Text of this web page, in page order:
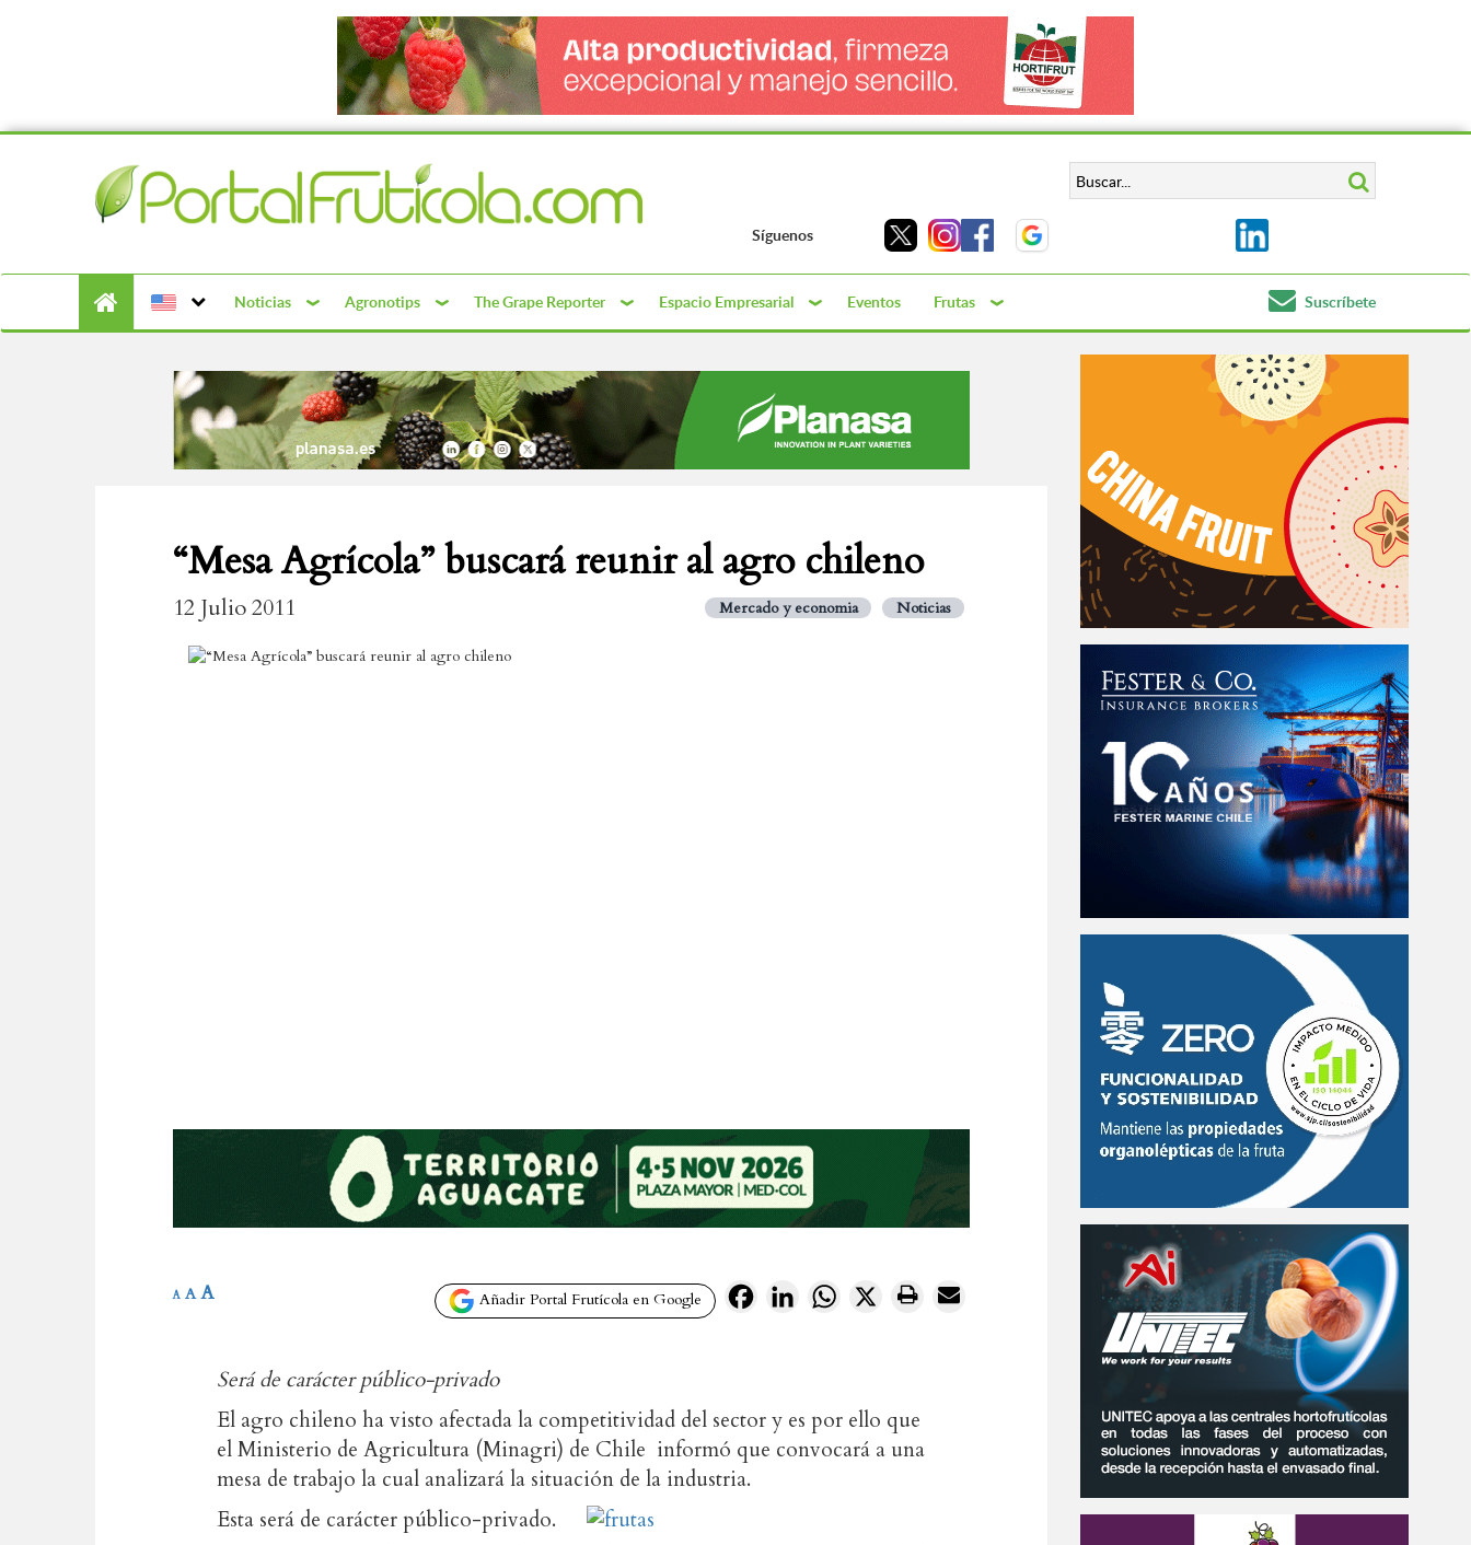
Síguenos
Noticias Agronotips The Grape Reporter Espacio Empresarial Eventos Frutas Suscríbete
“Mesa Agrícola” buscará reunir al agro chileno
12 Julio 2011 Mercado y economia Noticias
Añadir Portal Frutícola en Google FacebookLinkedInWhatsApp
X
A A A
Será de carácter público-privado
El agro chileno ha visto afectada la competitividad del sector y es por ello que
el Ministerio de Agricultura (Minagri) de Chile informó que convocará a una
mesa de trabajo la cual analizará la situación de la industria.
Esta será de carácter público-privado.